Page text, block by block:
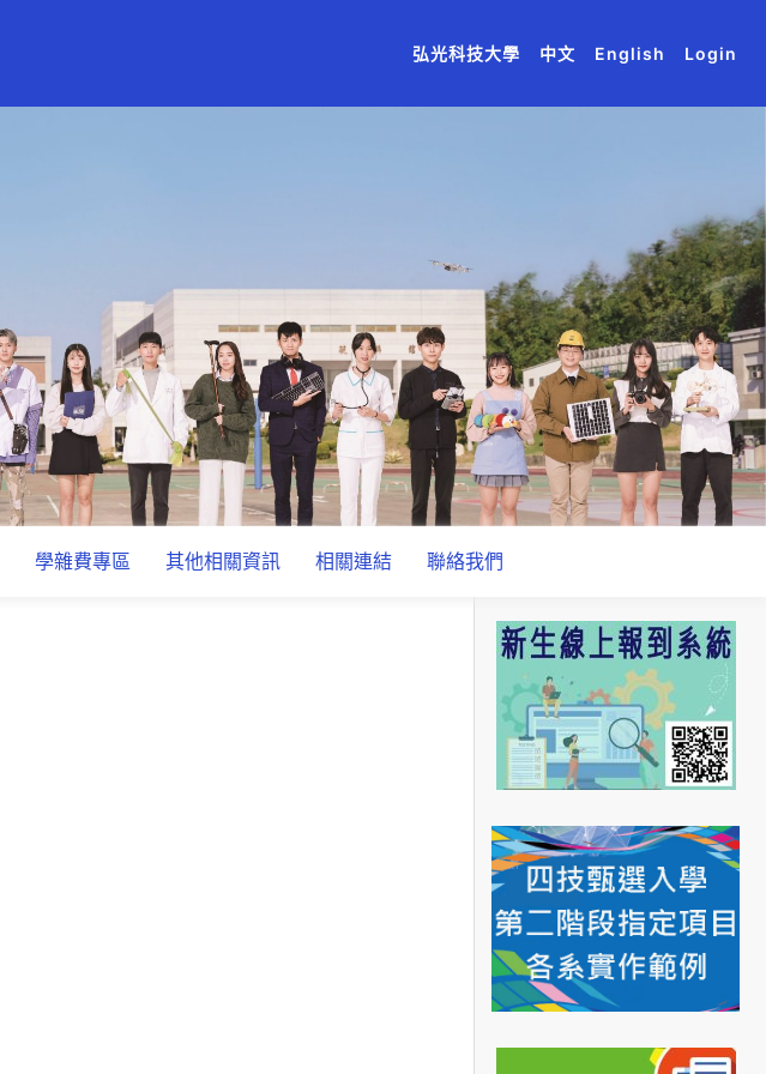
(current)
(current)
弘光科技大學 (current)
中文 (current)
English (current)
Login
學雜費專區 其他相關資訊 相關連結 聯絡我們